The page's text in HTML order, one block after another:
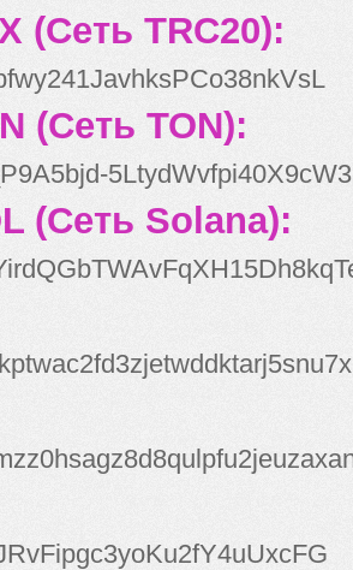
(Сеть TRC20):
(Сеть TON):
(Сеть Solana):